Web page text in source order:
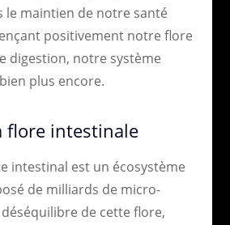
le maintien de notre santé
positivement notre flore
digestion, notre système
plus encore.
flore intestinale
intestinal est un écosystème
de milliards de micro-
de cette flore,